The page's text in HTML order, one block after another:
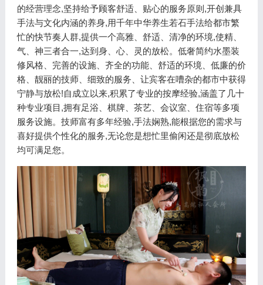
的经营理念,坚持给予顾客舒适、贴心的服务原则,开创兼具
手法与文化内涵的养身,用千年中华养生若石手法给都市繁
忙的快节奏人群,提供一个高雅、舒适、清净的环境,使精、
气、神三者合一,达到身、心、灵的放松。低奢简约水墨装
修风格、完善的设施、齐全的功能、舒适的环境、低廉的价
格、靓丽的技师、细致的服务、让宾客在嘈杂的都市中获得
宁静与放松!自成立以来,积累了专业的按摩经验,涵盖了几十
种专业项目,拥有足浴、棋牌、茶艺、会议室、住宿等多项
服务设施。技师富有多年经验,手法娴熟,能根据您的需求与
喜好提供个性化的服务,无论您是想忙里偷闲还是彻底放松
均可满足您。